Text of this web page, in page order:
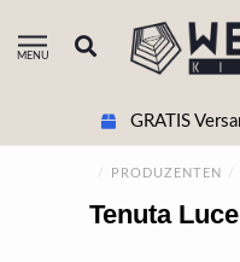
MENU
GRATIS
/ PRODUZENTEN /
Tenuta